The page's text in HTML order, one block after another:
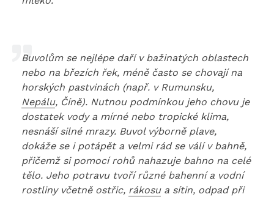
Buvolům se nejlépe daří v bažinatých oblastech
nebo na březích řek, méně často se chovají na
horských pastvinách (např. v Rumunsku,
Nepálu, Číně). Nutnou podmínkou jeho chovu je
dostatek vody a mírné nebo tropické klima,
nesnáší silné mrazy. Buvol výborně plave,
dokáže se i potápět a velmi rád se válí v bahně,
přičemž si pomocí rohů nahazuje bahno na celé
tělo. Jeho potravu tvoří různé bahenní a vodní
rostliny včetně ostřic, rákosua sítin, odpad při